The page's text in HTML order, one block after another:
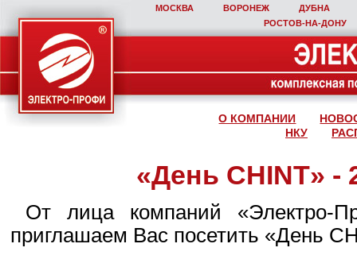
МОСКВА ВОРОНЕЖ
ДУБНА
РОСТОВ‑НА‑ДОНУ
О КОМПАНИИ
НКУ
«День CHINT» -
От лица компаний «Электро-
приглашаем Вас посетить «День